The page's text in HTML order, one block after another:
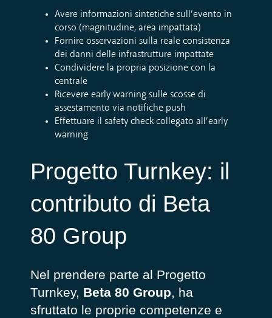
Avere informazioni sintetiche sull’evento in
corso (magnitudine, area impattata)
Fornire osservazioni sulla reale consistenza
dei danni delle infrastrutture impattate
Condividere la propria posizione con la
centrale
Ricevere early warning sulle scosse di
assestamento via notifiche push
Effettuare il safety check collegato all’early
warning
Progetto Turnkey: il
contributo di Beta
80 Group
Nel prendere parte al Progetto
Turnkey, Beta 80 Group, ha
sfruttato le proprie competenze e